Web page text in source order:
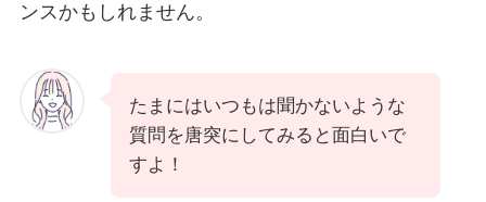
ンスかもしれません。
たまにはいつもは聞かないような
質問を唐突にしてみると面白いで
すよ！